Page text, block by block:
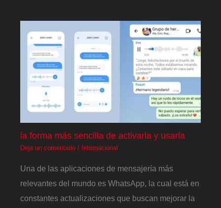
la forma más sencilla de activarla y usarla
Deja un comentario / Internacional
Una de las aplicaciones de mensajería más
relevantes del mundo es WhatsApp, la cual está en
constantes actualizaciones que buscan mejorar la